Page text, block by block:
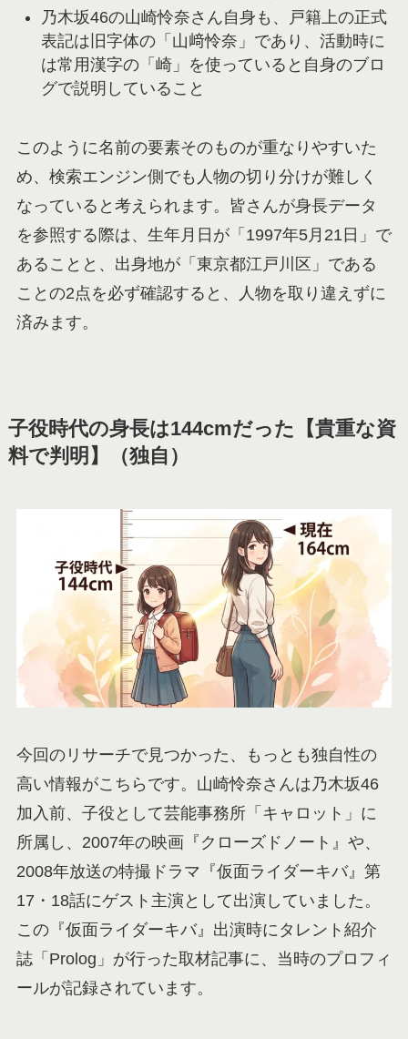
乃木坂46の山崎怜奈さん自身も、戸籍上の正式
表記は旧字体の「山﨑怜奈」であり、活動時に
は常用漢字の「崎」を使っていると自身のブロ
グで説明していること
このように名前の要素そのものが重なりやすいた
め、検索エンジン側でも人物の切り分けが難しく
なっていると考えられます。皆さんが身長データ
を参照する際は、生年月日が「1997年5月21日」で
あることと、出身地が「東京都江戸川区」である
ことの2点を必ず確認すると、人物を取り違えずに
済みます。
子役時代の身長は144cmだった【貴重な資
料で判明】（独自）
今回のリサーチで見つかった、もっとも独自性の
高い情報がこちらです。山崎怜奈さんは乃木坂46
加入前、子役として芸能事務所「キャロット」に
所属し、2007年の映画『クローズドノート』や、
2008年放送の特撮ドラマ『仮面ライダーキバ』第
17・18話にゲスト主演として出演していました。
この『仮面ライダーキバ』出演時にタレント紹介
誌「Prolog」が行った取材記事に、当時のプロフィ
ールが記録されています。